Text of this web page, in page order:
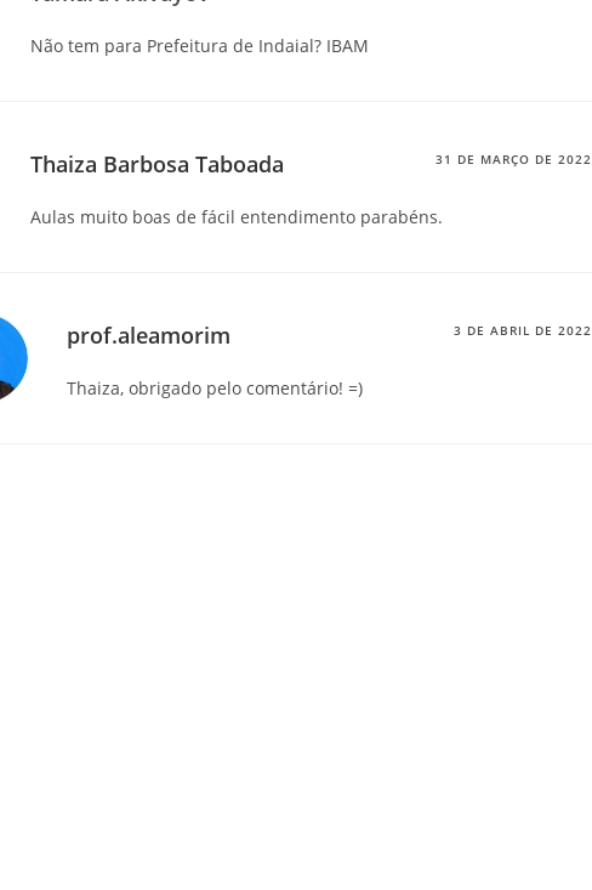
Não tem para Prefeitura de Indaial? IBAM
Thaiza Barbosa Taboada 31 DE MARÇO DE 2022
Aulas muito boas de fácil entendimento parabéns.
prof.aleamorim 3 DE ABRIL DE 2022
Thaiza, obrigado pelo comentário! =)